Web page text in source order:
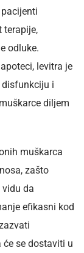
terapije,
odluke.
levitra je
disfunkciju i
diljem
muškarca
zašto
da
efikasni kod
će se dostaviti u